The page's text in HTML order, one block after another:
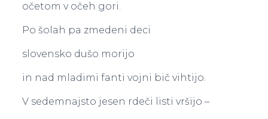
očetom v očeh gori.
Po šolah pa zmedeni deci
slovensko dušo morijo
in nad mladimi fanti vojni bič vihtijo.
V sedemnajsto jesen rdeči listi vršijo –